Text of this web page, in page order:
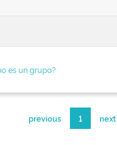
es un grupo?
previous 1 next